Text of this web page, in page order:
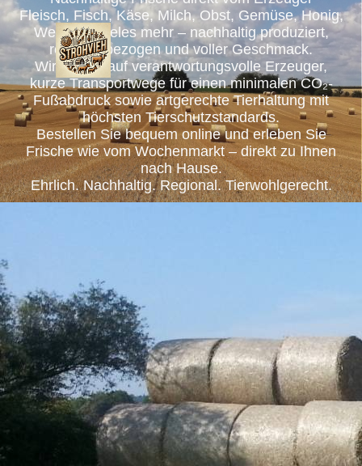
Fleisch, Fisch, Käse, Milch, Obst, Gemüse, Honig,
Wein und vieles mehr – nachhaltig produziert,
regional bezogen und voller Geschmack.
Wir setzen auf verantwortungsvolle Erzeuger,
kurze Transportwege für einen minimalen CO₂-
Fußabdruck sowie artgerechte Tierhaltung mit
höchsten Tierschutzstandards.
Bestellen Sie bequem online und erleben Sie
Frische wie vom Wochenmarkt – direkt zu Ihnen
nach Hause.
Ehrlich. Nachhaltig. Regional. Tierwohlgerecht.